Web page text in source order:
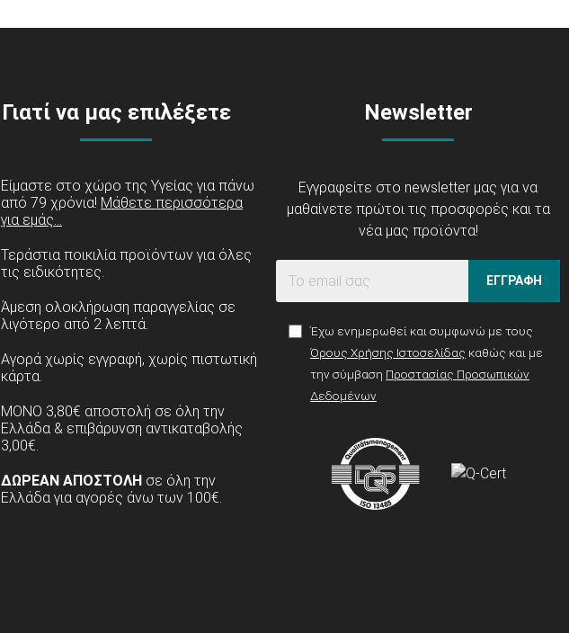
Γιατί να μας επιλέξετε
Είμαστε στο χώρο της Υγείας για πάνω
από 79 χρόνια! Μάθετε περισσότερα
για εμάς...
Τεράστια ποικιλία προϊόντων για όλες
τις ειδικότητες.
Άμεση ολοκλήρωση παραγγελίας σε
λιγότερο από 2 λεπτά.
Αγορά χωρίς εγγραφή, χωρίς πιστωτική
κάρτα.
ΜΟΝΟ 3,80€ αποστολή σε όλη την
Ελλάδα & επιβάρυνση αντικαταβολής
3,00€.
ΔΩΡΕΑΝ ΑΠΟΣΤΟΛΗ σε όλη την
Ελλάδα για αγορές άνω των 100€.
Newsletter
Εγγραφείτε στο newsletter μας για να
μαθαίνετε πρώτοι τις προσφορές και τα
νέα μας προϊόντα!
ΕΓΓΡΑΦΗ
Έχω ενημερωθεί και συμφωνώ με τους
Όρους Χρήσης Ιστοσελίδας καθώς και με
την σύμβαση Προστασίας Προσωπικών
Δεδομένων